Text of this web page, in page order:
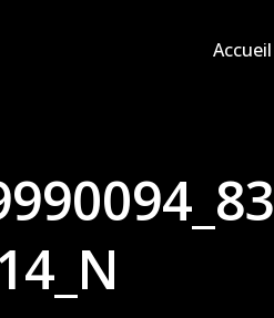
Accueil